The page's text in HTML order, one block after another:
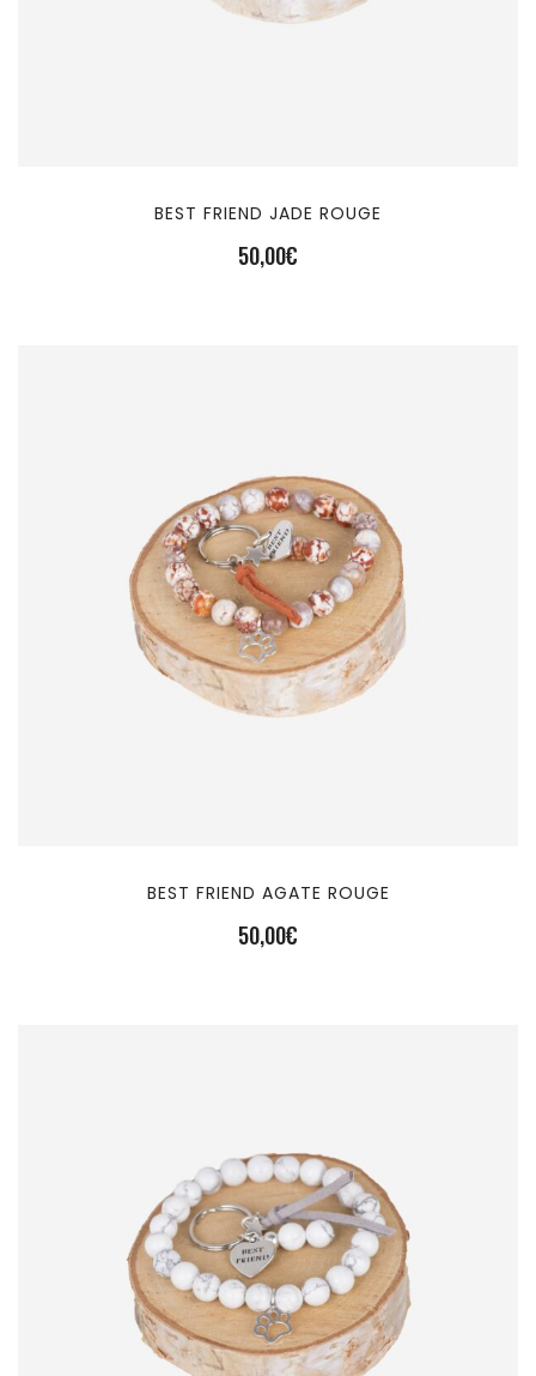
BEST FRIEND JADE ROUGE
50,00€
BEST FRIEND AGATE ROUGE
50,00€